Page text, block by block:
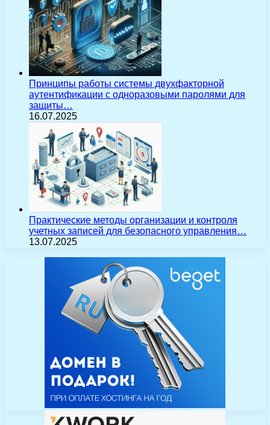
Принципы работы системы двухфакторной
аутентификации с одноразовыми паролями для
защиты…
16.07.2025
Практические методы организации и контроля
учетных записей для безопасного управления…
13.07.2025